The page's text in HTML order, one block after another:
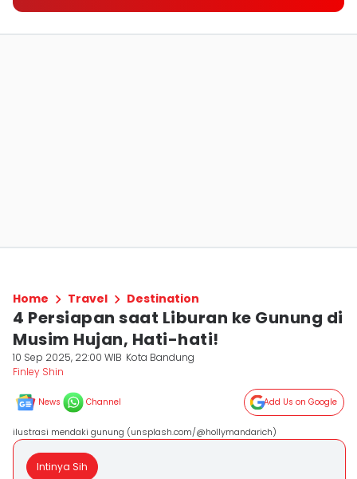
Home Travel Destination
4 Persiapan saat Liburan ke Gunung di
Musim Hujan, Hati-hati!
10 Sep 2025, 22:00 WIB Kota Bandung
Finley Shin
News Channel Add Us on Google
ilustrasi mendaki gunung (unsplash.com/@hollymandarich)
Intinya Sih